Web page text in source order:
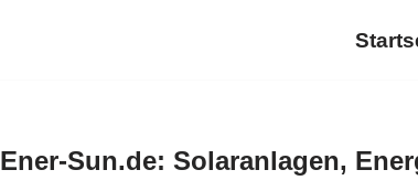
Ener-Sun.de: Solaranlagen,